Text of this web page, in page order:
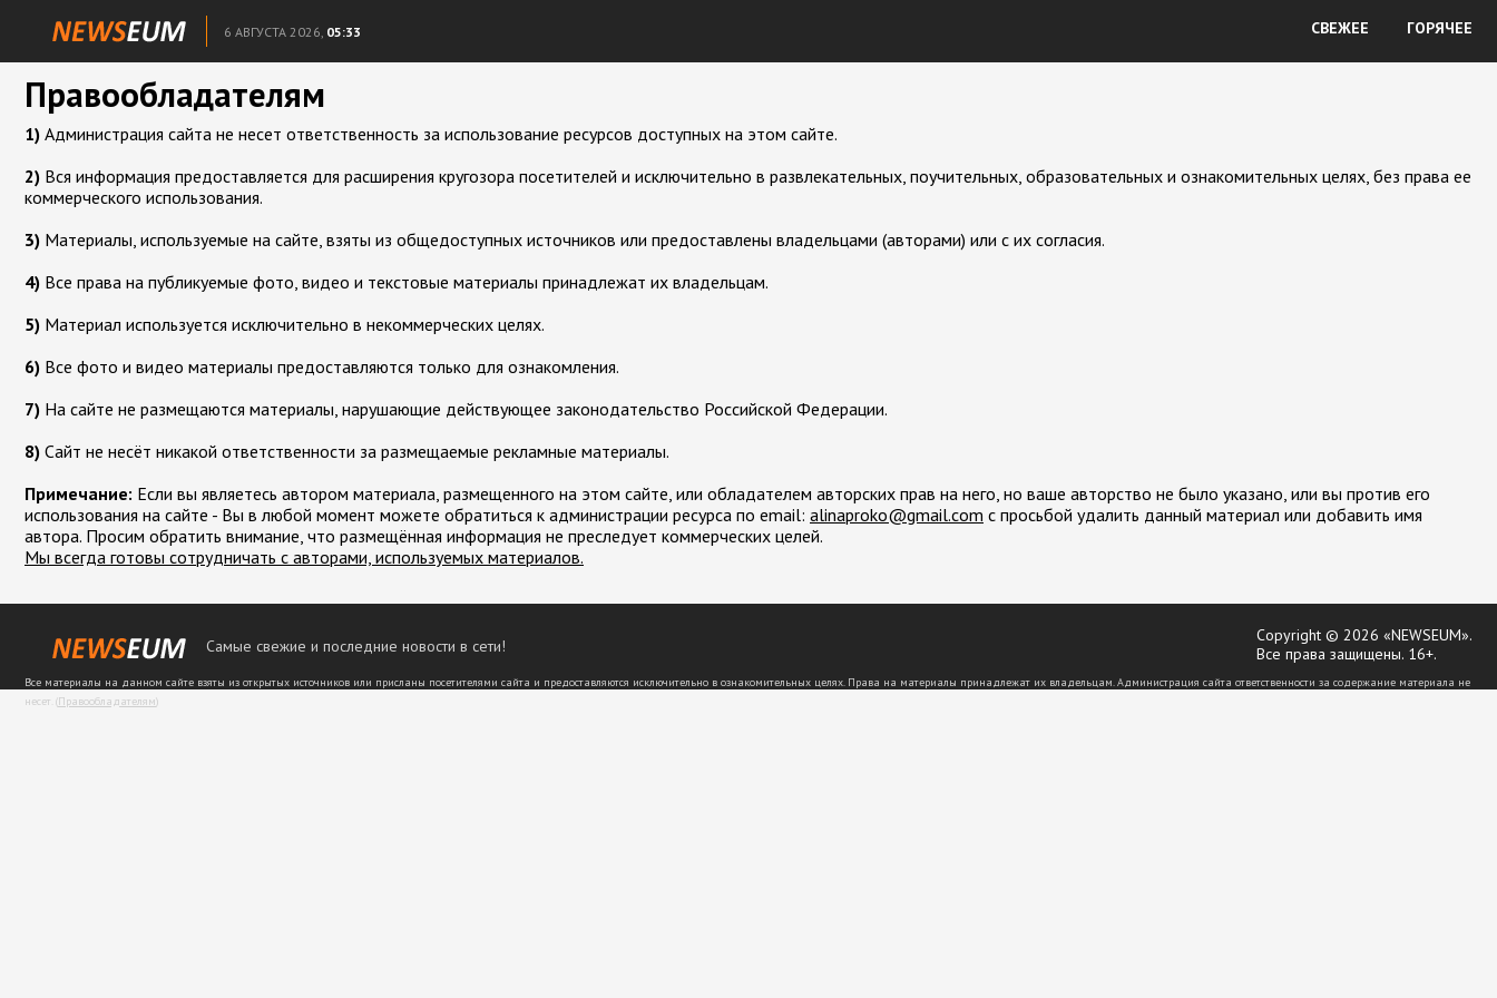
6 АВГУСТА 2026, 05:33 СВЕЖЕЕ ГОРЯЧЕЕ
Правообладателям
1) Администрация сайта не несет ответственность за использование ресурсов доступных на этом сайте.
2) Вся информация предоставляется для расширения кругозора посетителей и исключительно в развлекательных, поучительных, образовательных и ознакомительных целях, без права ее
коммерческого использования.
3) Материалы, используемые на сайте, взяты из общедоступных источников или предоставлены владельцами (авторами) или с их согласия.
4) Все права на публикуемые фото, видео и текстовые материалы принадлежат их владельцам.
5) Материал используется исключительно в некоммерческих целях.
6) Все фото и видео материалы предоставляются только для ознакомления.
7) На сайте не размещаются материалы, нарушающие действующее законодательство Российской Федерации.
8) Сайт не несёт никакой ответственности за размещаемые рекламные материалы.
Примечание: Если вы являетесь автором материала, размещенного на этом сайте, или обладателем авторских прав на него, но ваше авторство не было указано, или вы против его
использования на сайте - Вы в любой момент можете обратиться к администрации ресурса по email: moc.liamg@okorpanila с просьбой удалить данный материал или добавить имя
автора. Просим обратить внимание, что размещённая информация не преследует коммерческих целей.
Мы всегда готовы сотрудничать с авторами, используемых материалов.
Самые свежие и последние новости в сети!
Copyright © 2026 «NEWSEUM».
Все права защищены. 16+.
Все материалы на данном сайте взяты из открытых источников или присланы посетителями сайта и предоставляются исключительно в ознакомительных целях. Права на материалы принадлежат их владельцам. Администрация сайта ответственности за содержание материала не
несет. (Правообладателям)